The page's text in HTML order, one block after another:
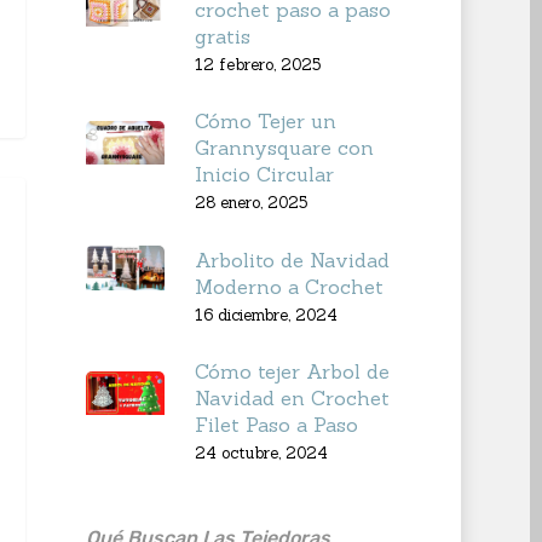
crochet paso a paso
gratis
12 febrero, 2025
Cómo Tejer un
Grannysquare con
Inicio Circular
28 enero, 2025
Arbolito de Navidad
Moderno a Crochet
16 diciembre, 2024
Cómo tejer Arbol de
Navidad en Crochet
Filet Paso a Paso
24 octubre, 2024